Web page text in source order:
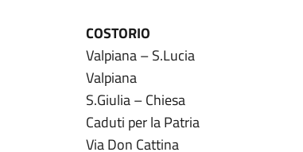
COSTORIO
Valpiana – S.Lucia
Valpiana
S.Giulia – Chiesa
Caduti per la Patria
Via Don Cattina